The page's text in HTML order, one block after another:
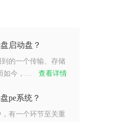
启动盘？
的一个传输、存储
如今，…
查看详情
pe系统？
有一个环节至关重